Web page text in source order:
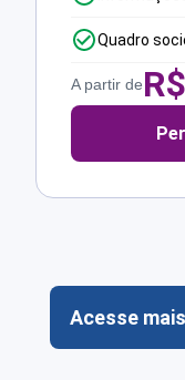
Quadro
A partir deR$
Acesse